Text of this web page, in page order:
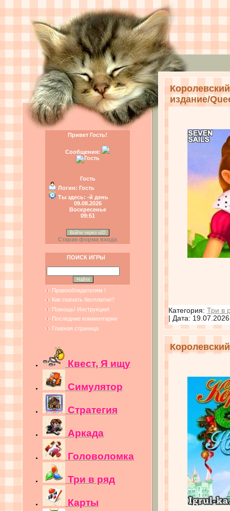
Привет Гость!
Сообщения:
Гость
Логин: Гость
Ты здесь: -й день
09.08.2026
Воскресенье
09:51
Войти через uID
Старая форма входа
ПОИСК ИГРЫ
Правообладателям !
Как скачать бесплатно?
Помощь! Инструкции!
Последние комментарии
Главная страница
Квест, Я ищу
Симулятор
Стратегия
Аркада
Головоломка
Три в ряд
Карты
издание/
Категория: Три в
| Дата: 19.07.2026